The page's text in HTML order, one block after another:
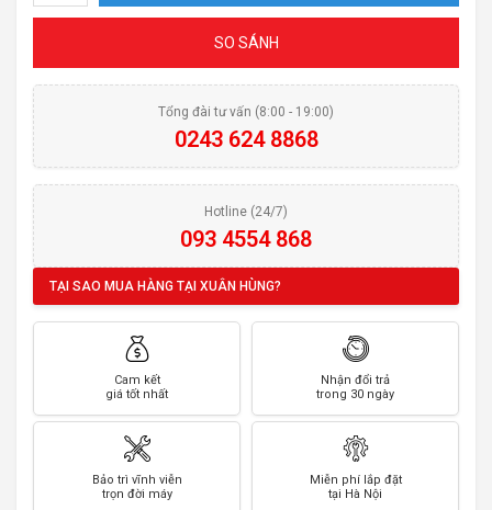
SO SÁNH
Tổng đài tư vấn (8:00 - 19:00)
0243 624 8868
Hotline (24/7)
093 4554 868
TẠI SAO MUA HÀNG TẠI XUÂN HÙNG?
Cam kết
giá tốt nhất
Nhận đổi trả
trong 30 ngày
Bảo trì vĩnh viễn
trọn đời máy
Miễn phí lắp đặt
tại Hà Nội